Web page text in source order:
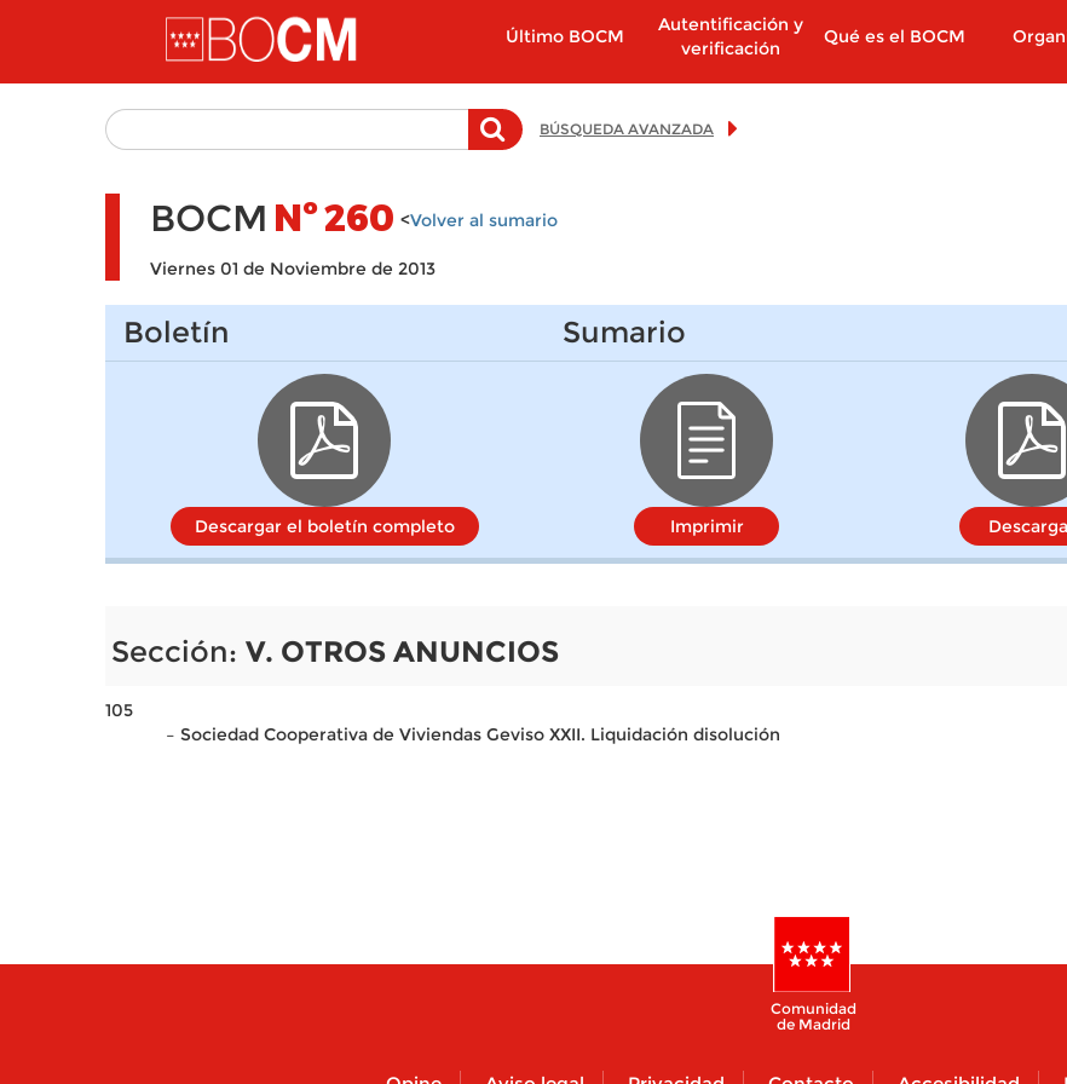
Pasar al contenido principal
Último BOCM
Autentificación y
verificación
Qué es el BOCM
BÚSQUEDA AVANZADA
BOCM Nº260 <Volver al sumario
Viernes 01 de Noviembre de 2013
Boletín
Descargar el boletín completo
Sumario
Imprimir
Sección: V. OTROS ANUNCIOS
105
– Sociedad Cooperativa de Viviendas Geviso XXII. Liquidación disolución
Comunidad
de Madrid